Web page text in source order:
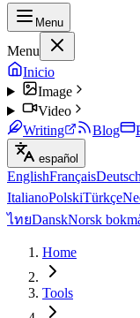
Menu
Menu
Inicio
Image
Video
Writing
Blog
español
EnglishFrançaisDeutsch
ItalianoPolskiTürkçe
ไทยDanskNorsk
Home
Tools